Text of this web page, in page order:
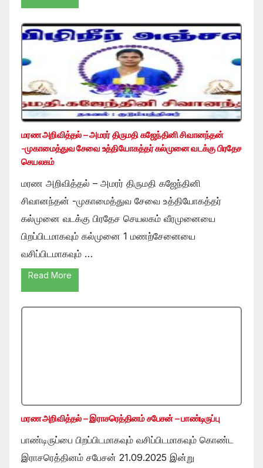
மரண அறிவித்தல் – அமரர் திருமதி கஜேந்தினி சிவானந்தன்
-முகாமைத்துவ சேவை உத்தியோகத்தர் கல்முனை வடக்கு பிரதேச
செயலகம்
மரண அறிவித்தல் – அமரர் திருமதி கஜேந்தினி
சிவானந்தன் -முகாமைத்துவ சேவை உத்தியோகத்தர்
கல்முனை வடக்கு பிரதேச செயலகம் வீரமுனையை
பிறப்பிடமாகவும் கல்முனை 1 மணற்சேனையை
வசிப்பிடமாகவும் …
Read More
மரண அறிவித்தல் – இராசரெத்தினம் சபேசன் – பாண்டிருப்பு
பாண்டிருப்பை பிறப்பிடமாகவும் வசிப்பிடமாகவும் கொண்ட
இராசரெத்தினம் சபேசன் 21.09.2025 இன்று